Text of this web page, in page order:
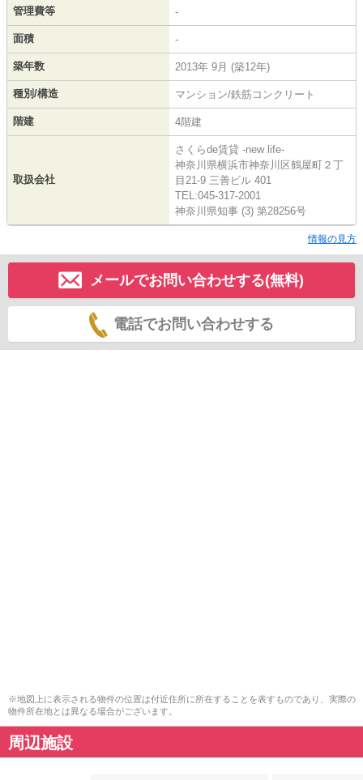
管理費等 -
面積 -
築年数 2013年 9月 (築12年)
種別/構造 マンション/鉄筋コンクリート
階建 4階建
取扱会社
さくらde賃貸 -new life-
神奈川県横浜市神奈川区鶴屋町２丁
目21-9 三善ビル 401
TEL:045-317-2001
神奈川県知事 (3) 第28256号
情報の見方
メールでお問い合わせする(無料)
電話でお問い合わせする
※地図上に表示される物件の位置は付近住所に所在することを表すものであり、実際の
物件所在地とは異なる場合がございます。
周辺施設